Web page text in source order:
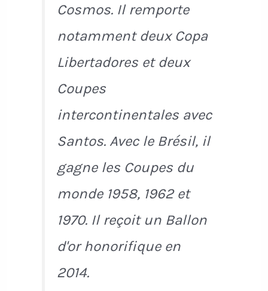
Cosmos. Il remporte
notamment deux Copa
Libertadores et deux
Coupes
intercontinentales avec
Santos. Avec le Brésil, il
gagne les Coupes du
monde 1958, 1962 et
1970. Il reçoit un Ballon
d'or honorifique en
2014.